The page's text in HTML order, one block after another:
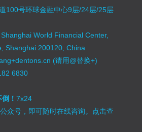
100号环球金融中心9层/24层/25层
World Financial Center,
Shanghai 200120, China
(请用@替换+)
6830
倒！7x24
众号，即可随时在线咨询。 点击查